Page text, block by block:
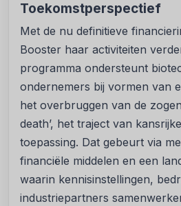
Toekomstperspectief
Met de nu definitieve
Booster haar activiteiten
programma ondersteunt
ondernemers bij vormen van
het overbruggen van de
death’, het traject van
toepassing. Dat gebeurt via
financiële middelen en een
waarin kennisinstellingen,
industriepartners